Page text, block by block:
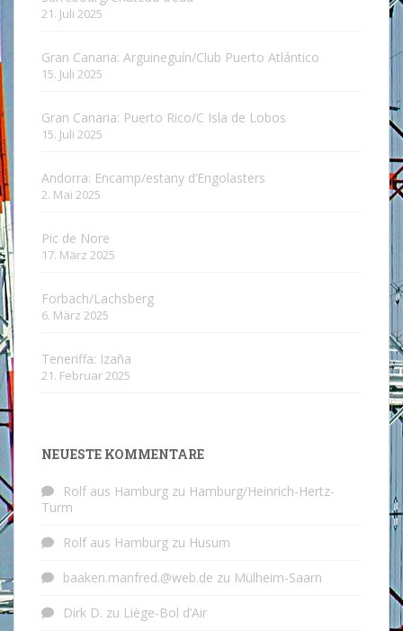
21. Juli 2025
Gran Canaria: Arguineguín/Club Puerto Atlántico
15. Juli 2025
Gran Canaria: Puerto Rico/C Isla de Lobos
15. Juli 2025
Andorra: Encamp/estany d’Engolasters
2. Mai 2025
Pic de Nore
17. März 2025
Forbach/Lachsberg
6. März 2025
Teneriffa: Izaña
21. Februar 2025
NEUESTE KOMMENTARE
Rolf aus Hamburg zu Hamburg/Heinrich-Hertz-
Turm
Rolf aus Hamburg zu Husum
baaken.manfred.@web.de zu Mülheim-Saarn
Dirk D. zu Liège-Bol d’Air